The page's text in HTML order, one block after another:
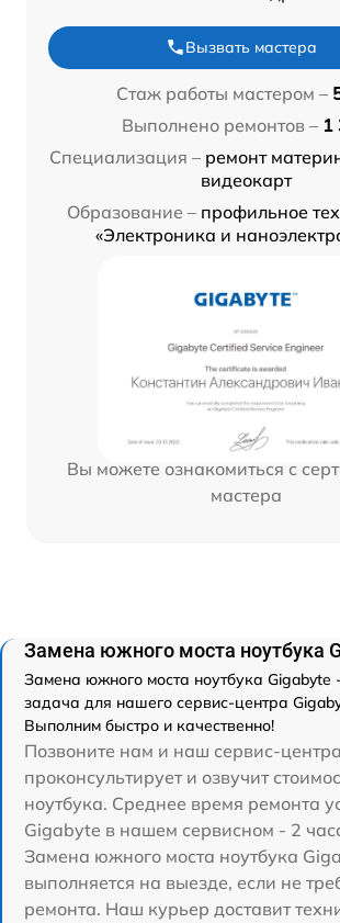
Вызвать мастера
Стаж работы мастером –
Выполнено ремонтов – 1
Специализация – ремонт
видеокарт
Образование – профильное
«Электроника и
Вы можете ознакомиться с
мастера
Замена южного моста ноутбука
Замена южного моста ноутбука Gigabyte
задача для нашего сервис-центра
Выполним быстро и качественно!
Позвоните нам и наш сервис-центра
проконсультирует и озвучит
ноутбука. Среднее время ремонта
Gigabyte в нашем сервисном - 2
Замена южного моста ноутбука
выполняется на выезде, если не
ремонта. Наш курьер доставит